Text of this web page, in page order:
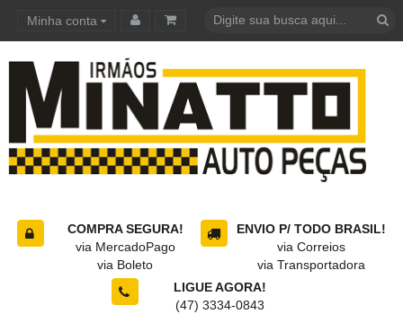
Minha conta
COMPRA SEGURA!
via MercadoPago
via Boleto
ENVIO P/ TODO BRASIL!
via Correios
via Transportadora
LIGUE AGORA!
(47) 3334-0843